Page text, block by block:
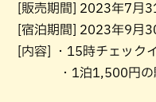
[販売期間] 2023年7月
[宿泊期間] 2023年9月
[内容] ・15時チェック
・1泊1,500円の駐